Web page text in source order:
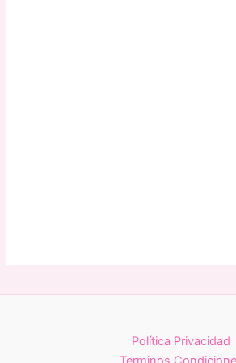
Política Privacidad